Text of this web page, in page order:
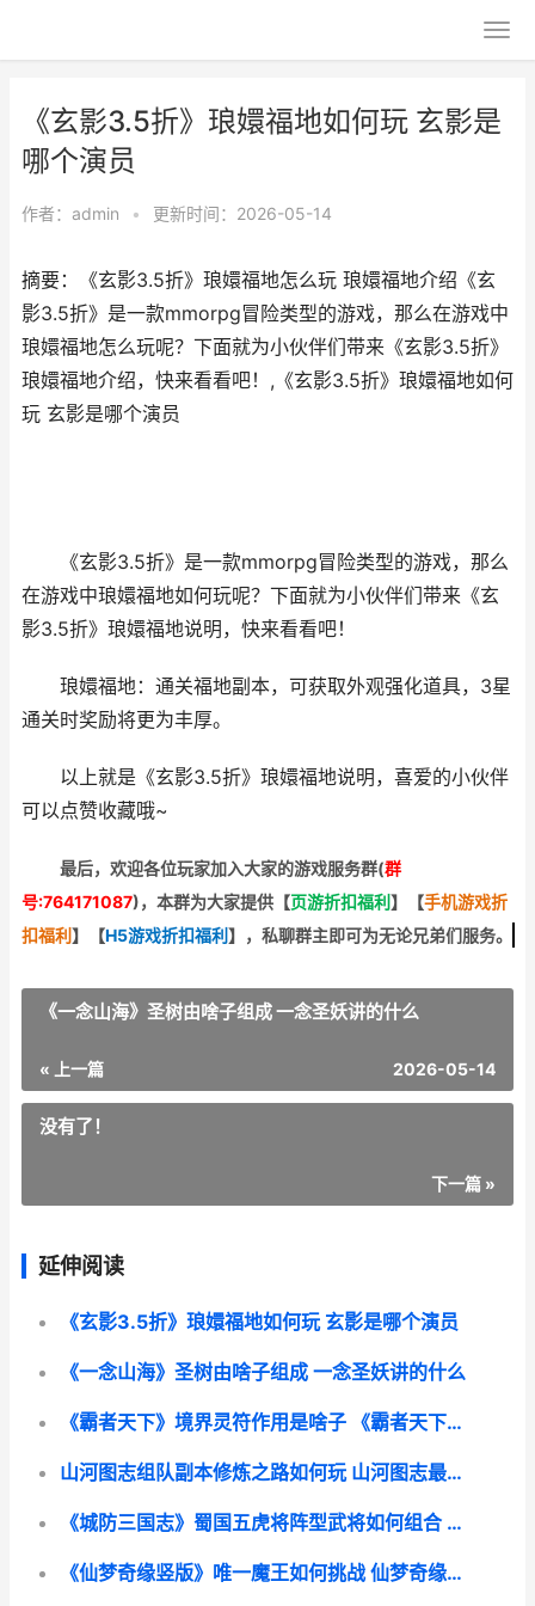
《玄影3.5折》琅嬛福地如何玩 玄影是
哪个演员
作者： admin • 更新时间：2026-05-14
摘要：《玄影3.5折》琅嬛福地怎么玩 琅嬛福地介绍《玄
影3.5折》是一款mmorpg冒险类型的游戏，那么在游戏中
琅嬛福地怎么玩呢？下面就为小伙伴们带来《玄影3.5折》
琅嬛福地介绍，快来看看吧！,《玄影3.5折》琅嬛福地如何
玩 玄影是哪个演员
《玄影3.5折》是一款mmorpg冒险类型的游戏，那么
在游戏中琅嬛福地如何玩呢？下面就为小伙伴们带来《玄
影3.5折》琅嬛福地说明，快来看看吧！
琅嬛福地：通关福地副本，可获取外观强化道具，3星
通关时奖励将更为丰厚。
以上就是《玄影3.5折》琅嬛福地说明，喜爱的小伙伴
可以点赞收藏哦~
最后，欢迎各位玩家加入大家的游戏服务群(群
号:764171087)，本群为大家提供【页游折扣福利 】 【手机游戏折
扣福利 】 【H5游戏折扣福利 】 ，私聊群主即可为无论兄弟们服务。
《一念山海》圣树由啥子组成 一念圣妖讲的什么
« 上一篇 2026-05-14
没有了！
下一篇 »
延伸阅读
《玄影3.5折》琅嬛福地如何玩 玄影是哪个演员
《一念山海》圣树由啥子组成 一念圣妖讲的什么
《霸者天下》境界灵符作用是啥子 《霸者天下》境界划分
山河图志组队副本修炼之路如何玩 山河图志最强英雄搭配
《城防三国志》蜀国五虎将阵型武将如何组合 城防三国怎么玩
《仙梦奇缘竖版》唯一魔王如何挑战 仙梦奇缘版本:1.03.14